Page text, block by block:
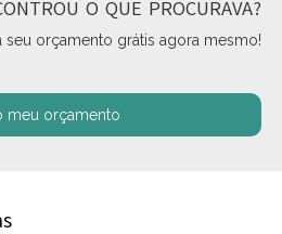
O QUE PROCURAVA?
seu orçamento grátis agora mesmo!
meu orçamento